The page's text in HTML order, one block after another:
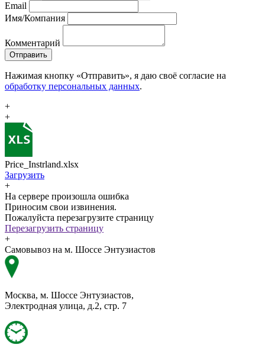
Email
Имя/Компания
Комментарий
Отправить
Нажимая кнопку «Отправить», я даю своё согласие на
обработку персональных данных.
+
+
Price_Instrland.xlsx
Загрузить
+
На сервере произошла ошибка
Приносим свои извинения.
Пожалуйста перезагрузите страницу
Перезагрузить страницу
+
Самовывоз на м. Шоссе Энтузиастов
Москва, м. Шоссе Энтузиастов,
Электродная улица, д.2, стр. 7